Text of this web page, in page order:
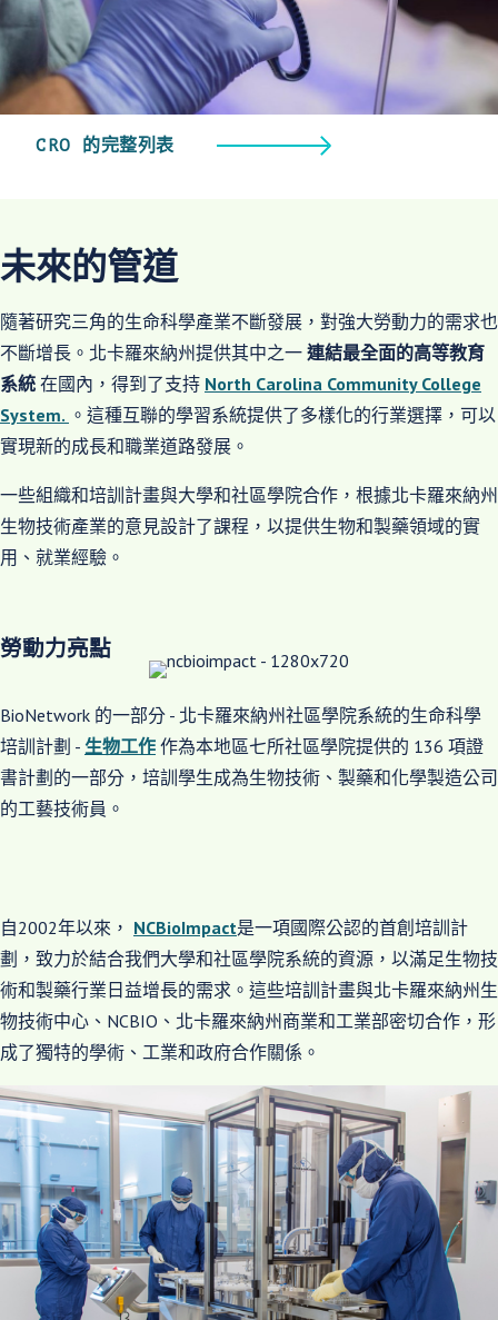
CRO 的完整列表
未來的管道
隨著研究三角的生命科學產業不斷發展，對強大勞動力的需求也
不斷增長。北卡羅來納州提供其中之一 連結最全面的高等教育
系統 在國內，得到了支持 North Carolina Community College
System. 。這種互聯的學習系統提供了多樣化的行業選擇，可以
實現新的成長和職業道路發展。
一些組織和培訓計畫與大學和社區學院合作，根據北卡羅來納州
生物技術產業的意見設計了課程，以提供生物和製藥領域的實
用、就業經驗。
勞動力亮點
BioNetwork 的一部分 - 北卡羅來納州社區學院系統的生命科學
培訓計劃 - 生物工作 作為本地區七所社區學院提供的 136 項證
書計劃的一部分，培訓學生成為生物技術、製藥和化學製造公司
的工藝技術員。
自2002年以來， NCBioImpact是一項國際公認的首創培訓計
劃，致力於結合我們大學和社區學院系統的資源，以滿足生物技
術和製藥行業日益增長的需求。這些培訓計畫與北卡羅來納州生
物技術中心、NCBIO、北卡羅來納州商業和工業部密切合作，形
成了獨特的學術、工業和政府合作關係。